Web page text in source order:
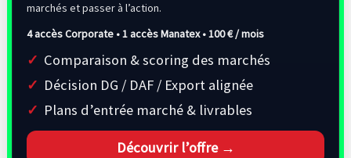
marchés et passer à l’action.
4 accès Corporate • 1 accès Manatex •100 € / mois
Comparaison & scoring des marchés
Décision DG / DAF / Export alignée
Plans d’entrée marché & livrables
Découvrir l’offre →